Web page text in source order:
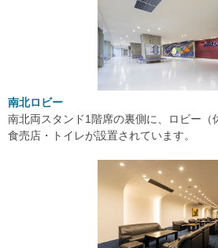
南北ロビー
南北両スタンド1階席の裏側に、ロビー（
食売店・トイレが設置されています。